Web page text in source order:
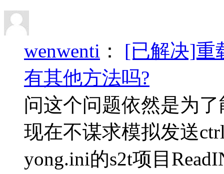
wenwenti ： [已解决]重
有其他方法吗?
问这个问题依然是为
现在不谋求模拟发送
yong.ini的s2t项目